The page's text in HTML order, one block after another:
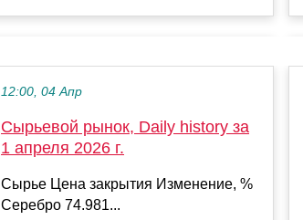
12:00, 04 Апр
Сырьевой рынок, Daily history за
1 апреля 2026 г.
Сырье Цена закрытия Изменение, %
Серебро 74.981...